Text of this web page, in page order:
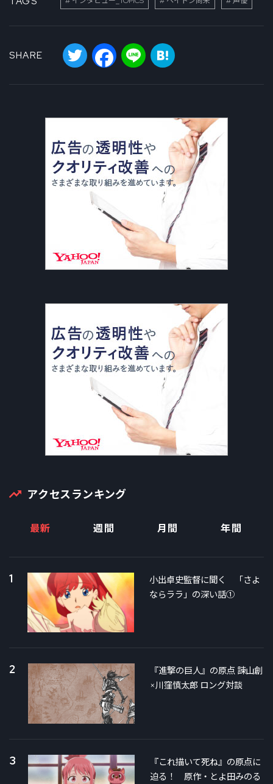
SHARE
Twitter Facebook
Line
アクセスランキング
最新 週間 月間 年間
1
小出卓史監督に聞く 「さよ
ならララ」の深い話①
2
『進撃の巨人』の原点 諫山創
×川窪慎太郎 ロング対談
3
『これ描いて死ね』の原点に
迫る！ 原作・とよ田みのる